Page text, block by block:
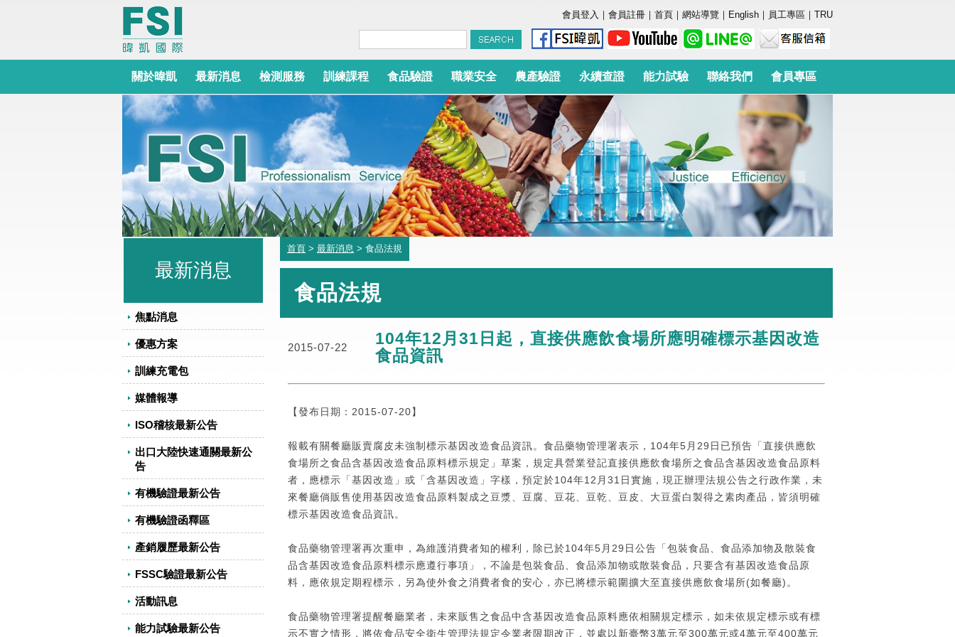
會員登入 ｜ 會員註冊 ｜ 首頁 ｜ 網站導覽 ｜ English ｜ 員工專區 ｜ TRU
關於暐凱 最新消息 檢測服務 訓練課程 食品驗證 職業安全 農產驗證 永續查證 能力試驗 聯絡我們 會員專區
最新消息
焦點消息
優惠方案
訓練充電包
媒體報導
ISO稽核最新公告
出口大陸快速通關最新公
告
有機驗證最新公告
有機驗證函釋區
產銷履歷最新公告
FSSC驗證最新公告
活動訊息
能力試驗最新公告
首頁 > 最新消息 > 食品法規
食品法規
2015-07-22
104年12月31日起，直接供應飲食場所應明確標示基因改造
食品資訊
【發布日期：2015-07-20】
報載有關餐廳販賣腐皮未強制標示基因改造食品資訊。食品藥物管理署表示，104年5月29日已預告「直接供應飲
食場所之食品含基因改造食品原料標示規定」草案，規定具營業登記直接供應飲食場所之食品含基因改造食品原料
者，應標示「基因改造」或「含基因改造」字樣，預定於104年12月31日實施，現正辦理法規公告之行政作業，未
來餐廳倘販售使用基因改造食品原料製成之豆漿、豆腐、豆花、豆乾、豆皮、大豆蛋白製得之素肉產品，皆須明確
標示基因改造食品資訊。
食品藥物管理署再次重申，為維護消費者知的權利，除已於104年5月29日公告「包裝食品、食品添加物及散裝食
品含基因改造食品原料標示應遵行事項」，不論是包裝食品、食品添加物或散裝食品，只要含有基因改造食品原
料，應依規定期程標示，另為使外食之消費者食的安心，亦已將標示範圍擴大至直接供應飲食場所(如餐廳)。
食品藥物管理署提醒餐廳業者，未來販售之食品中含基因改造食品原料應依相關規定標示，如未依規定標示或有標
示不實之情形，將依食品安全衛生管理法規定令業者限期改正，並處以新臺幣3萬元至300萬元或4萬元至400萬元